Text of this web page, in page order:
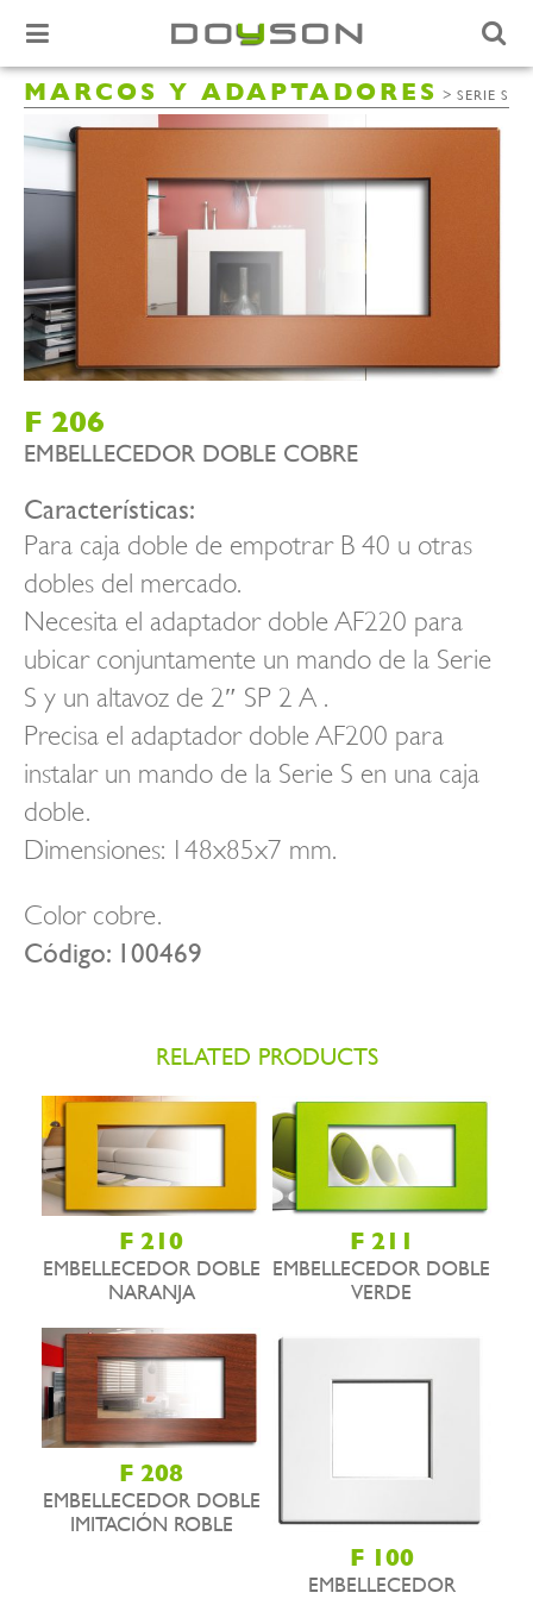
MARCOS Y ADAPTADORES > SERIE S
F 206
EMBELLECEDOR DOBLE COBRE
Características:
Para caja doble de empotrar B 40 u otras
dobles del mercado.
Necesita el adaptador doble AF220 para
ubicar conjuntamente un mando de la Serie
S y un altavoz de 2″ SP 2 A .
Precisa el adaptador doble AF200 para
instalar un mando de la Serie S en una caja
doble.
Dimensiones: 148x85x7 mm.
Color cobre.
Código: 100469
RELATED PRODUCTS
F 210
EMBELLECEDOR DOBLE
NARANJA
F 211
EMBELLECEDOR DOBLE
VERDE
F 208
EMBELLECEDOR DOBLE
IMITACIÓN ROBLE
F 100
EMBELLECEDOR